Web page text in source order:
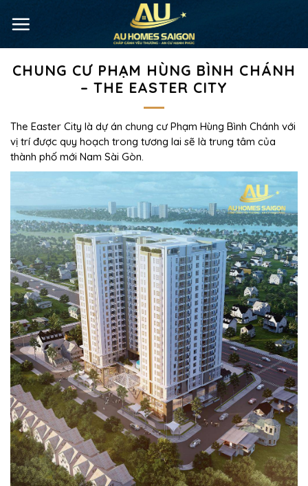
CHUNG CƯ PHẠM HÙNG BÌNH CHÁNH
– THE EASTER CITY
The Easter City là dự án chung cư Phạm Hùng Bình Chánh với
vị trí được quy hoạch trong tương lai sẽ là trung tâm của
thành phố mới Nam Sài Gòn.